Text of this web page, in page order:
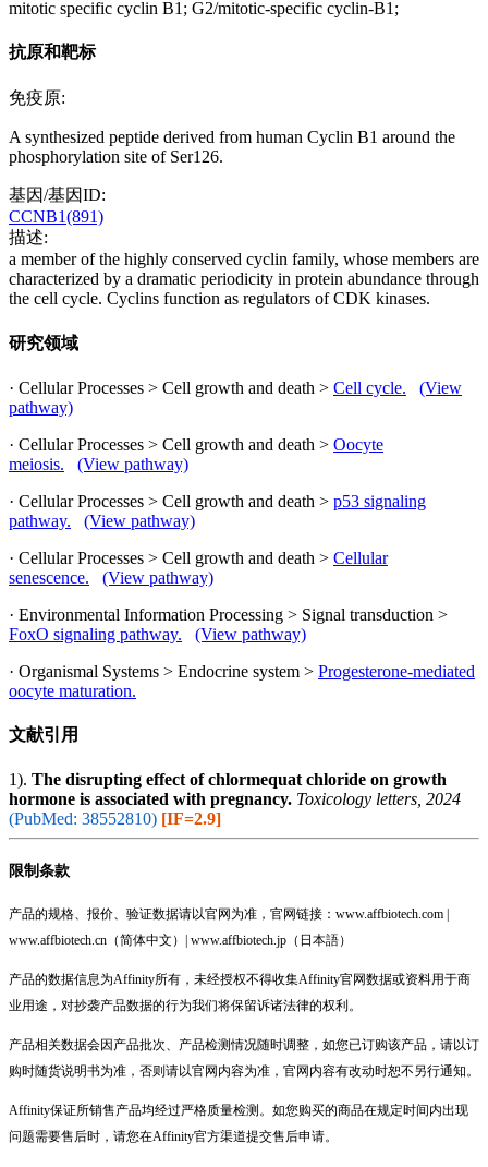
mitotic specific cyclin B1; G2/mitotic-specific cyclin-B1;
抗原和靶标
免疫原:
A synthesized peptide derived from human Cyclin B1 around the
phosphorylation site of Ser126.
基因/基因ID:
CCNB1(891)
描述:
a member of the highly conserved cyclin family, whose members are
characterized by a dramatic periodicity in protein abundance through
the cell cycle. Cyclins function as regulators of CDK kinases.
研究领域
· Cellular Processes > Cell growth and death > Cell cycle.
(View
pathway)
· Cellular Processes > Cell growth and death > Oocyte
meiosis.
(View pathway)
· Cellular Processes > Cell growth and death > p53 signaling
pathway.
(View pathway)
· Cellular Processes > Cell growth and death > Cellular
senescence.
(View pathway)
· Environmental Information Processing > Signal transduction >
FoxO signaling pathway.
(View pathway)
· Organismal Systems > Endocrine system > Progesterone-mediated
oocyte maturation.
文献引用
1). The disrupting effect of chlormequat chloride on growth
hormone is associated with pregnancy. Toxicology letters, 2024
(PubMed: 38552810) [IF=2.9]
限制条款
产品的规格、报价、验证数据请以官网为准，官网链接：www.affbiotech.com |
www.affbiotech.cn（简体中文）| www.affbiotech.jp（日本語）
产品的数据信息为Affinity所有，未经授权不得收集Affinity官网数据或资料用于商
业用途，对抄袭产品数据的行为我们将保留诉诸法律的权利。
产品相关数据会因产品批次、产品检测情况随时调整，如您已订购该产品，请以订
购时随货说明书为准，否则请以官网内容为准，官网内容有改动时恕不另行通知。
Affinity保证所销售产品均经过严格质量检测。如您购买的商品在规定时间内出现
问题需要售后时，请您在Affinity官方渠道提交售后申请。